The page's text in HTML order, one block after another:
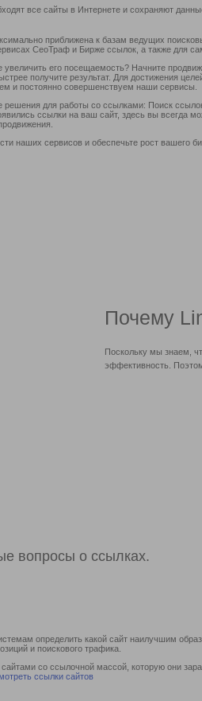
все сайты в Интернете и сохраняют
приближена к базам ведущих
СеоТраф и Бирже ссылок, а также для
увеличить его посещаемость? Начните
получите результат. Для достижения
и постоянно совершенствуем наши сервисы.
решения для работы со ссылками: Поиск
ссылки на ваш сайт, здесь вы всегда
наших сервисов и обеспечьте рост вашего
Почему
Поскольку мы знаем,
эффективность.
вопросы о ссылках.
определить какой сайт наилучшим
и поискового трафика.
со ссылочной массой, которую они
ссылки сайтов